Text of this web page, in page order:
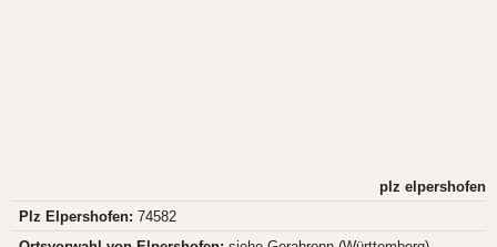
plz elpershofen
Plz Elpershofen: 74582